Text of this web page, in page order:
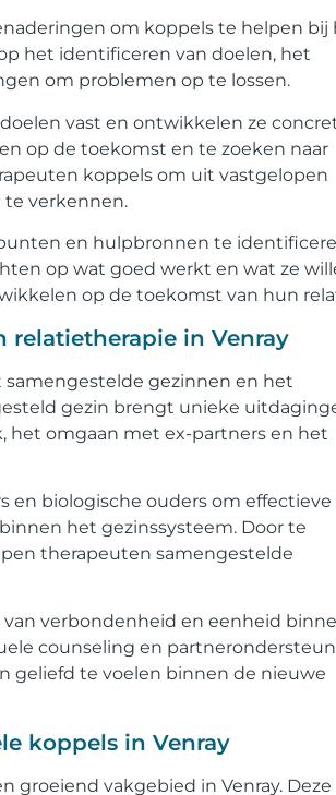
om koppels te helpen bij
het identificeren van doelen, het
om problemen op te lossen.
vast en ontwikkelen ze
op de toekomst en te zoeken naar
koppels om uit vastgelopen
verkennen.
en hulpbronnen te
op wat goed werkt en wat ze
op de toekomst van hun
relatietherapie in Venray
gezinnen en het
gezin brengt unieke
het omgaan met ex-partners en het
biologische ouders om effectieve
het gezinssysteem. Door te
therapeuten samengestelde
verbondenheid en eenheid
counseling en
geliefd te voelen binnen de nieuwe
koppels in Venray
groeiend vakgebied in Venray. Deze